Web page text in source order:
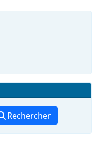
Rechercher